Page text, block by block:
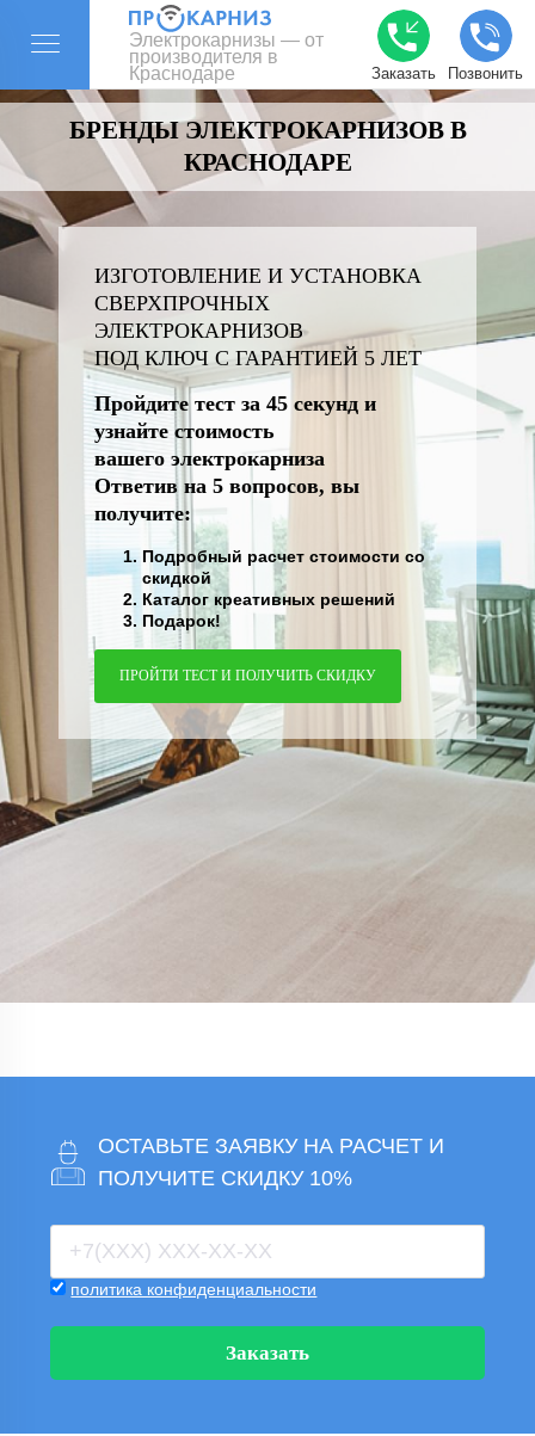
Электрокарнизы — от
производителя в
Краснодаре
Заказать Позвонить
БРЕНДЫ ЭЛЕКТРОКАРНИЗОВ В
КРАСНОДАРЕ
ИЗГОТОВЛЕНИЕ И УСТАНОВКА
СВЕРХПРОЧНЫХ
ЭЛЕКТРОКАРНИЗОВ
ПОД КЛЮЧ С ГАРАНТИЕЙ 5 ЛЕТ
Пройдите тест за 45 секунд и
узнайте стоимость
вашего электрокарниза
Ответив на 5 вопросов, вы
получите:
Подробный расчет стоимости со
скидкой
Каталог креативных решений
Подарок!
ПРОЙТИ ТЕСТ И ПОЛУЧИТЬ СКИДКУ
ОСТАВЬТЕ ЗАЯВКУ НА РАСЧЕТ И
ПОЛУЧИТЕ СКИДКУ 10%
политика конфиденциальности
Заказать